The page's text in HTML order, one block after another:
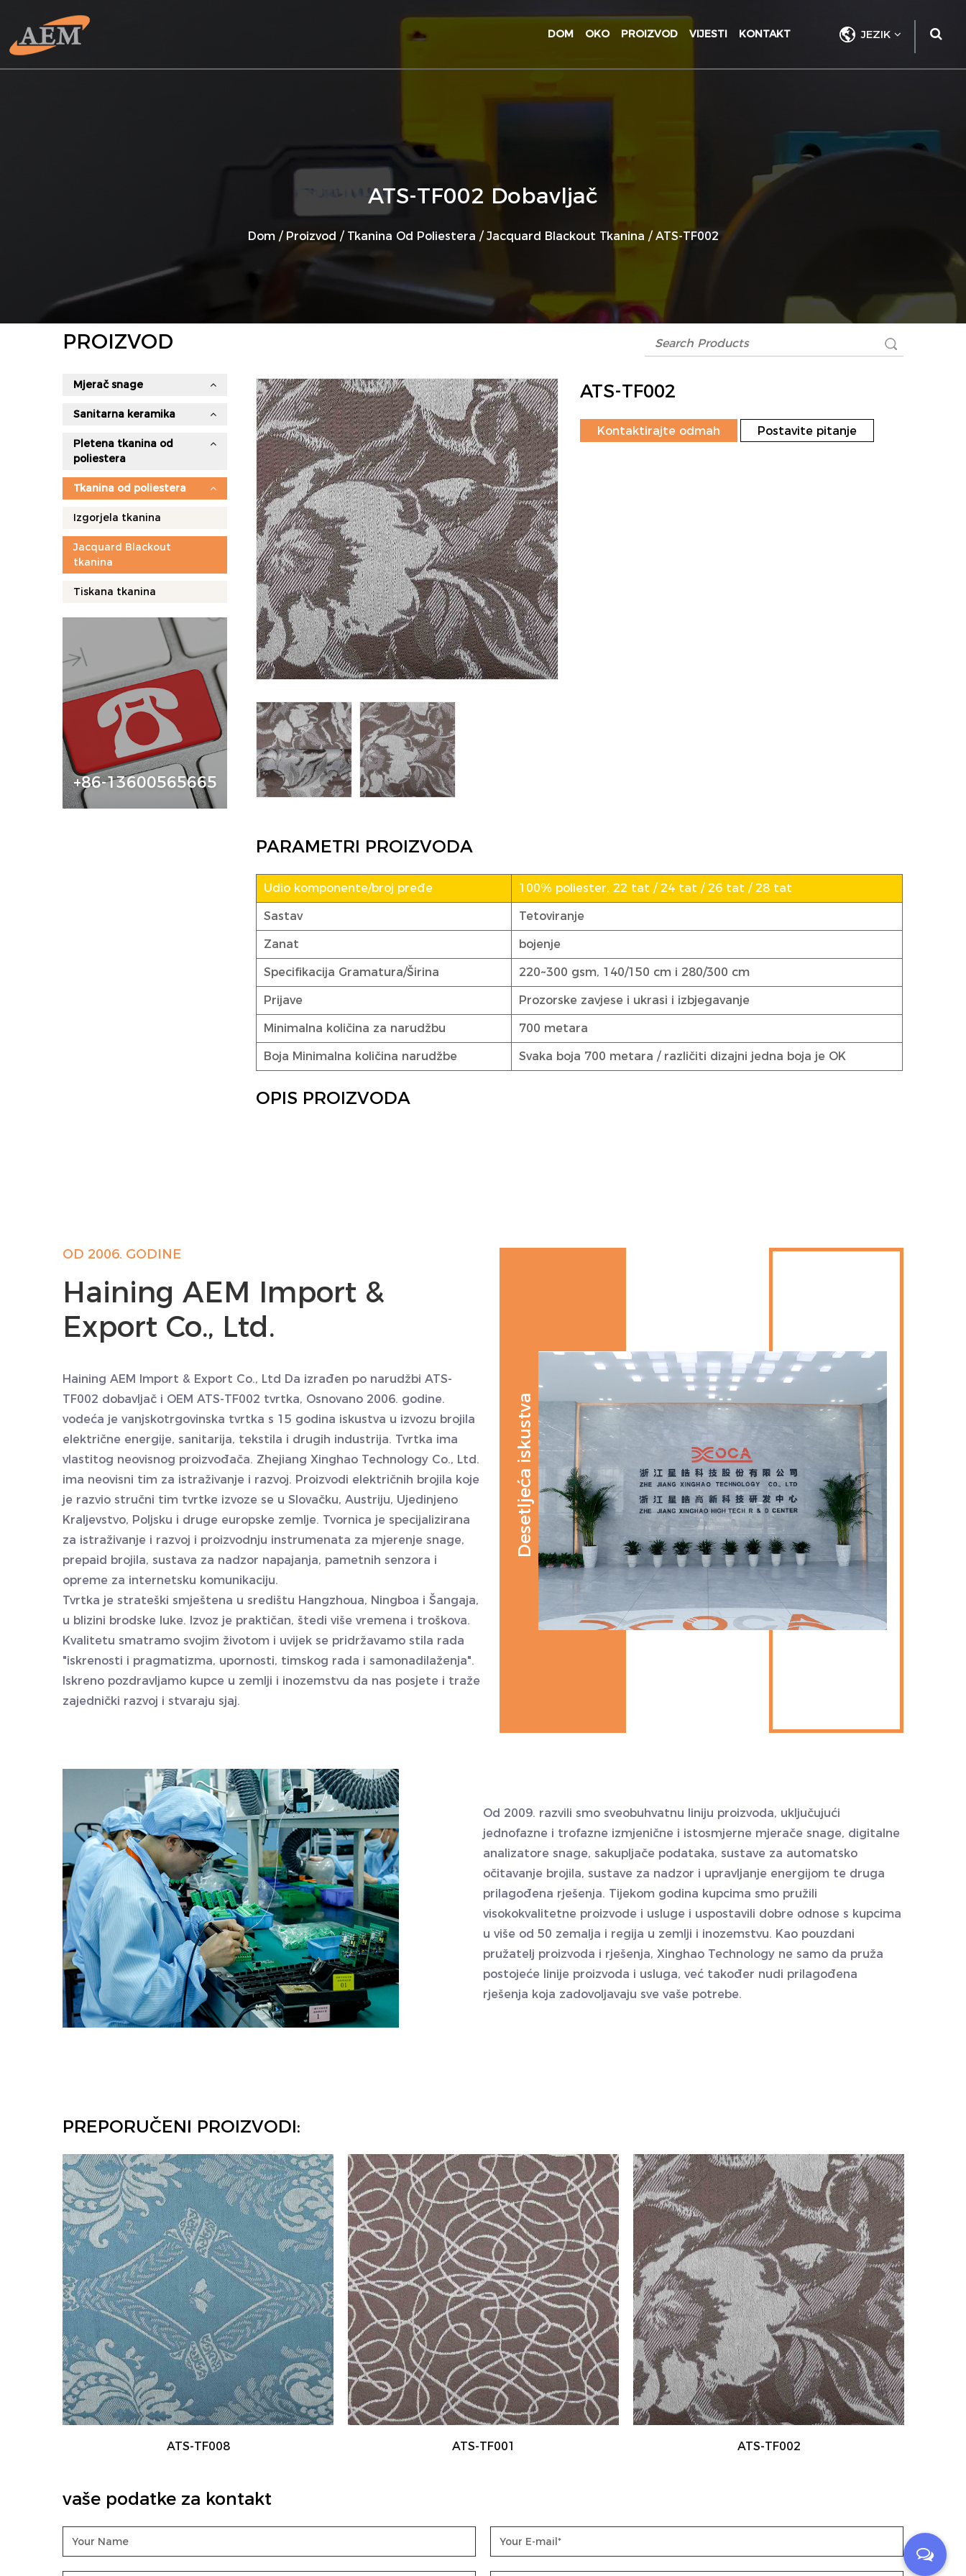
JEZIK
DOM OKO PROIZVOD VIJESTI KONTAKT
ATS-TF002 Dobavljač
Dom/ Proizvod / Tkanina Od Poliestera / Jacquard Blackout Tkanina / ATS-TF002
PROIZVOD
Mjerač snage
Sanitarna keramika
Pletena tkanina od
poliestera
Tkanina od poliestera
Izgorjela tkanina
Jacquard Blackout
tkanina
Tiskana tkanina
+86-13600565665
ATS-TF002
Kontaktirajte odmah Postavite pitanje
PARAMETRI PROIZVODA
Udio komponente/broj pređe 100% poliester, 22 tat / 24 tat / 26 tat / 28 tat
Sastav Tetoviranje
Zanat bojenje
Specifikacija Gramatura/Širina 220~300 gsm, 140/150 cm i 280/300 cm
Prijave Prozorske zavjese i ukrasi i izbjegavanje
Minimalna količina za narudžbu 700 metara
Boja Minimalna količina narudžbe Svaka boja 700 metara / različiti dizajni jedna boja je OK
OPIS PROIZVODA
OD 2006. GODINE
Haining AEM Import &
Export Co., Ltd.
Haining AEM Import & Export Co., Ltd Da izrađen po narudžbi ATS-
TF002 dobavljač i OEM ATS-TF002 tvrtka, Osnovano 2006. godine.
vodeća je vanjskotrgovinska tvrtka s 15 godina iskustva u izvozu brojila
električne energije, sanitarija, tekstila i drugih industrija. Tvrtka ima
vlastitog neovisnog proizvođača. Zhejiang Xinghao Technology Co., Ltd.
ima neovisni tim za istraživanje i razvoj. Proizvodi električnih brojila koje
je razvio stručni tim tvrtke izvoze se u Slovačku, Austriju, Ujedinjeno
Kraljevstvo, Poljsku i druge europske zemlje. Tvornica je specijalizirana
za istraživanje i razvoj i proizvodnju instrumenata za mjerenje snage,
prepaid brojila, sustava za nadzor napajanja, pametnih senzora i
opreme za internetsku komunikaciju.
Tvrtka je strateški smještena u središtu Hangzhoua, Ningboa i Šangaja,
u blizini brodske luke. Izvoz je praktičan, štedi više vremena i troškova.
Kvalitetu smatramo svojim životom i uvijek se pridržavamo stila rada
"iskrenosti i pragmatizma, upornosti, timskog rada i samonadilaženja".
Iskreno pozdravljamo kupce u zemlji i inozemstvu da nas posjete i traže
zajednički razvoj i stvaraju sjaj.
Desetljeća iskustva
Od 2009. razvili smo sveobuhvatnu liniju proizvoda, uključujući
jednofazne i trofazne izmjenične i istosmjerne mjerače snage, digitalne
analizatore snage, sakupljače podataka, sustave za automatsko
očitavanje brojila, sustave za nadzor i upravljanje energijom te druga
prilagođena rješenja. Tijekom godina kupcima smo pružili
visokokvalitetne proizvode i usluge i uspostavili dobre odnose s kupcima
u više od 50 zemalja i regija u zemlji i inozemstvu. Kao pouzdani
pružatelj proizvoda i rješenja, Xinghao Technology ne samo da pruža
postojeće linije proizvoda i usluga, već također nudi prilagođena
rješenja koja zadovoljavaju sve vaše potrebe.
PREPORUČENI PROIZVODI:
ATS-TF001 ATS-TF002 ATS-TF003
vaše podatke za kontakt